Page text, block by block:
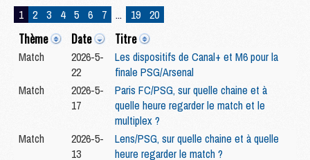
1 2 3 4 5 6 7 ... 19 20
Thème Date Titre
Match
2026-5-
22
Les dispositifs de Canal+ et M6 pour la
finale PSG/Arsenal
Match
2026-5-
17
Paris FC/PSG, sur quelle chaine et à
quelle heure regarder le match et le
multiplex ?
Match
2026-5-
13
Lens/PSG, sur quelle chaine et à quelle
heure regarder le match ?